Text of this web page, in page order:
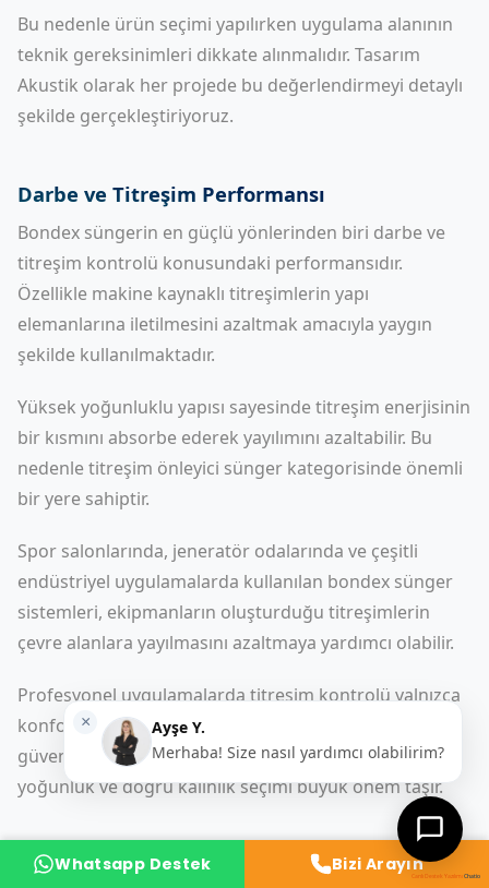
Bu nedenle ürün seçimi yapılırken uygulama alanının
teknik gereksinimleri dikkate alınmalıdır. Tasarım
Akustik olarak her projede bu değerlendirmeyi detaylı
şekilde gerçekleştiriyoruz.
Darbe ve Titreşim Performansı
Bondex süngerin en güçlü yönlerinden biri darbe ve
titreşim kontrolü konusundaki performansıdır.
Özellikle makine kaynaklı titreşimlerin yapı
elemanlarına iletilmesini azaltmak amacıyla yaygın
şekilde kullanılmaktadır.
Yüksek yoğunluklu yapısı sayesinde titreşim enerjisinin
bir kısmını absorbe ederek yayılımını azaltabilir. Bu
nedenle titreşim önleyici sünger kategorisinde önemli
bir yere sahiptir.
Spor salonlarında, jeneratör odalarında ve çeşitli
endüstriyel uygulamalarda kullanılan bondex sünger
sistemleri, ekipmanların oluşturduğu titreşimlerin
çevre alanlara yayılmasını azaltmaya yardımcı olabilir.
Profesyonel uygulamalarda titreşim kontrolü yalnızca
konfor açısından değil, ekipman ömrü ve yapı
güvenliği açısından da önemlidir. Bu nedenle doğru
yoğunluk ve doğru kalınlık seçimi büyük önem taşır.
Bondex Sünger Ölçüleri
Whatsapp Destek Bizi Arayın
Canlı Destek YazılımıChatio